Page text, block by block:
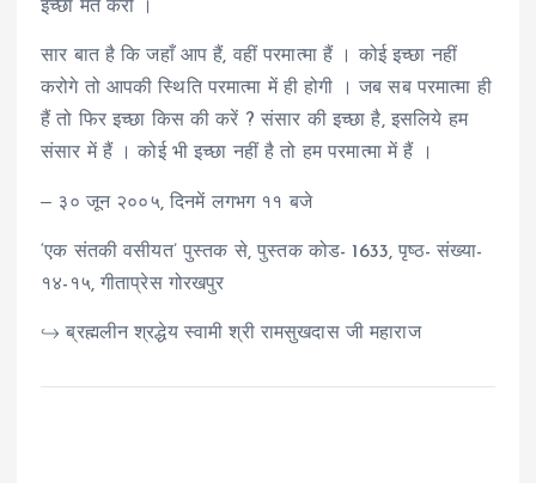
इच्छा मत करो ।
सार बात है कि जहाँ आप हैं, वहीं परमात्मा हैं । कोई इच्छा नहीं
करोगे तो आपकी स्थिति परमात्मा में ही होगी । जब सब परमात्मा ही
हैं तो फिर इच्छा किस की करें ? संसार की इच्छा है, इसलिये हम
संसार में हैं । कोई भी इच्छा नहीं है तो हम परमात्मा में हैं ।
‒ ३० जून २००५, दिनमें लगभग ११ बजे
‘एक संतकी वसीयत’ पुस्तक से, पुस्तक कोड- 1633, पृष्ठ- संख्या-
१४-१५, गीताप्रेस गोरखपुर
↪ ब्रह्मलीन श्रद्धेय स्वामी श्री रामसुखदास जी महाराज